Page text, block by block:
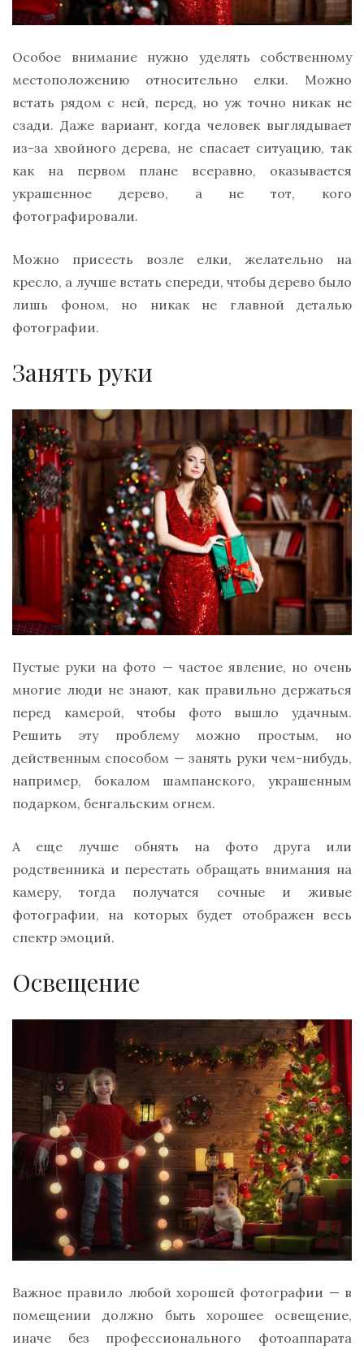
Особое внимание нужно уделять собственному
местоположению относительно елки. Можно
встать рядом с ней, перед, но уж точно никак не
сзади. Даже вариант, когда человек выглядывает
из-за хвойного дерева, не спасает ситуацию, так
как на первом плане всеравно, оказывается
украшенное дерево, а не тот, кого
фотографировали.
Можно присесть возле елки, желательно на
кресло, а лучше встать спереди, чтобы дерево было
лишь фоном, но никак не главной деталью
фотографии.
Занять руки
Пустые руки на фото — частое явление, но очень
многие люди не знают, как правильно держаться
перед камерой, чтобы фото вышло удачным.
Решить эту проблему можно простым, но
действенным способом — занять руки чем-нибудь,
например, бокалом шампанского, украшенным
подарком, бенгальским огнем.
А еще лучше обнять на фото друга или
родственника и перестать обращать внимания на
камеру, тогда получатся сочные и живые
фотографии, на которых будет отображен весь
спектр эмоций.
Освещение
Важное правило любой хорошей фотографии — в
помещении должно быть хорошее освещение,
иначе без профессионального фотоаппарата